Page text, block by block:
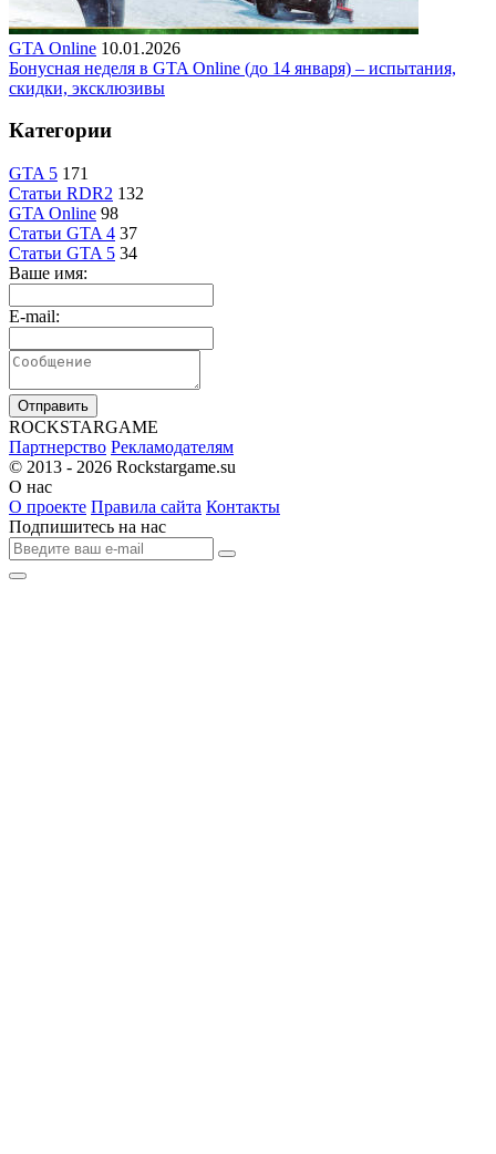
GTA Online 10.01.2026
Бонусная неделя в GTA Online (до 14 января) – испытания,
скидки, эксклюзивы
Категории
GTA 5 171
Статьи RDR2 132
GTA Online 98
Статьи GTA 4 37
Статьи GTA 5 34
Ваше имя:
E-mail:
Отправить
ROCKSTARGAME
Партнерство Рекламодателям
© 2013 - 2026 Rockstargame.su
О нас
О проекте Правила сайта Контакты
Подпишитесь на нас